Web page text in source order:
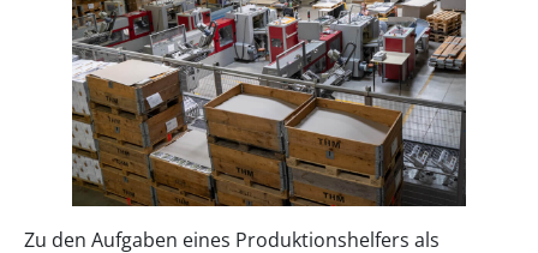
Zu den Aufgaben eines Produktionshelfers als